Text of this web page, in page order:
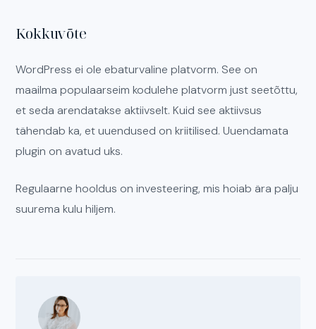
Kokkuvõte
WordPress ei ole ebaturvaline platvorm. See on
maailma populaarseim kodulehe platvorm just seetõttu,
et seda arendatakse aktiivselt. Kuid see aktiivsus
tähendab ka, et uuendused on kriitilised. Uuendamata
plugin on avatud uks.
Regulaarne hooldus on investeering, mis hoiab ära palju
suurema kulu hiljem.